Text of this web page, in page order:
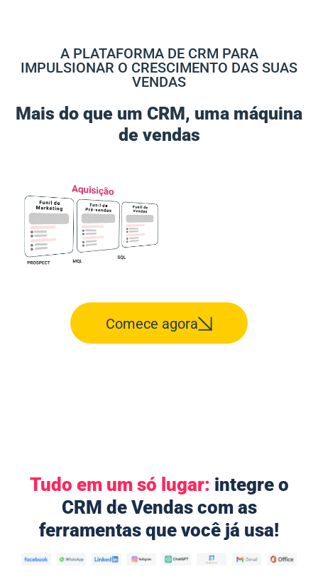
A PLATAFORMA DE CRM PARA
IMPULSIONAR O CRESCIMENTO DAS SUAS
VENDAS
Mais do que um CRM, uma máquina
de vendas
Comece agora
Tudo em um só lugar: integre o
CRM de Vendas com as
ferramentas que você já usa!